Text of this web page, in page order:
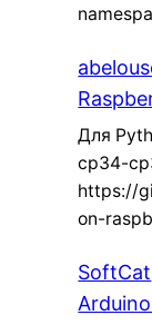
Для
cp34-
https://
on-
SoftCat